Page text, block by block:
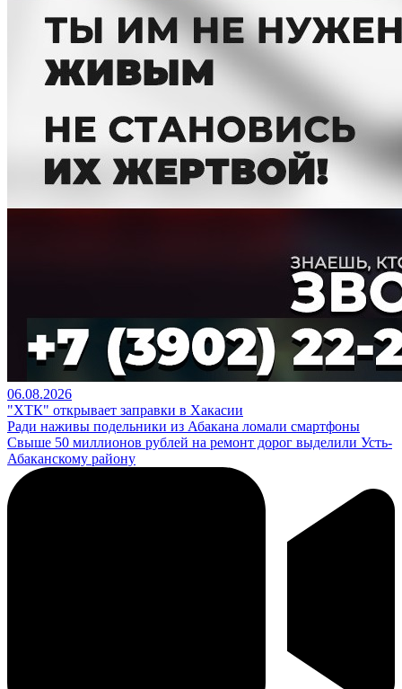
06.08.2026
"ХТК" открывает заправки в Хакасии
Ради наживы подельники из Абакана ломали смартфоны
Свыше 50 миллионов рублей на ремонт дорог выделили Усть-
Абаканскому району